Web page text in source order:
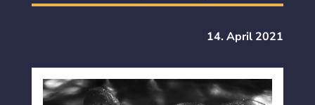
14. April 2021